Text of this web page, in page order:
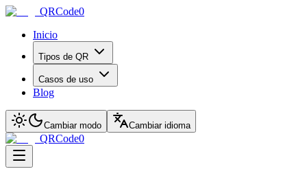
QRCode0
Inicio
Tipos de QR
Casos de uso
Blog
Cambiar modo Cambiar idioma
QRCode0